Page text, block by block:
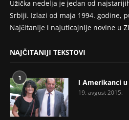
Užička nedelja je jedan od
Srbiji. Izlazi od maja 1994. godine,
Najčitanije i najuticajnije novine u
NAJČITANIJI TEKSTOVI
1 I Amerikanci
19. avgust 2015.